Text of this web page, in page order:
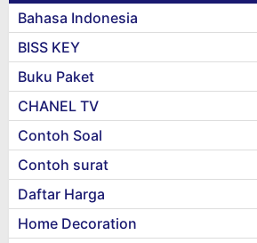
Bahasa Indonesia
BISS KEY
Buku Paket
CHANEL TV
Contoh Soal
Contoh surat
Daftar Harga
Home Decoration